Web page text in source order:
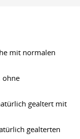
mit normalen
ohne
gealtert mit
gealterten